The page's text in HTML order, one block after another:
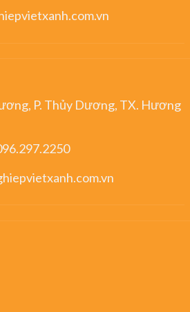
P. Thủy Dương, TX. Hương